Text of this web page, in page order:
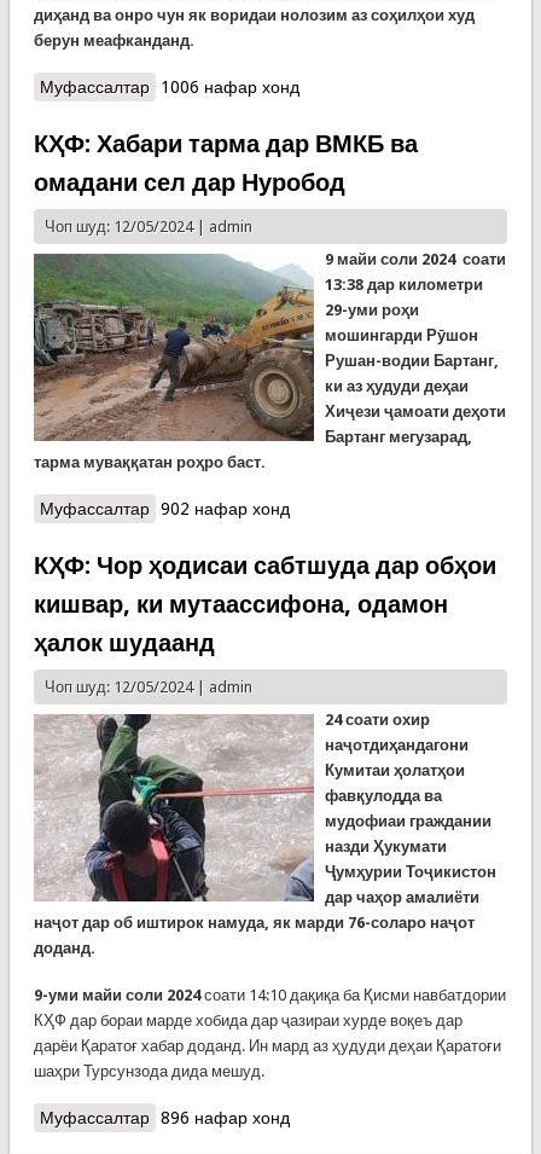
диҳанд ва онро чун як воридаи нолозим аз соҳилҳои худ
берун меафканданд.
Муфассалтаро Душанбе дар рӯзҳои боронӣ (ВИДЕО)
1006 нафар хонд
КҲФ: Хабари тарма дар ВМКБ ва
омадани сел дар Нуробод
Чоп шуд: 12/05/2024 | admin
9 майи соли 2024 соати
13:38 дар километри
29-уми роҳи
мошингарди Рӯшон
Рушан-водии Бартанг,
ки аз ҳудуди деҳаи
Хиҷези ҷамоати деҳоти
Бартанг мегузарад,
тарма муваққатан роҳро баст.
Муфассалтаро КҲФ: Хабари тарма дар ВМКБ ва омадани сел
902 нафар хонд
КҲФ: Чор ҳодисаи сабтшуда дар обҳои
кишвар, ки мутаассифона, одамон
ҳалок шудаанд
Чоп шуд: 12/05/2024 | admin
24 соати охир
наҷотдиҳандагони
Кумитаи ҳолатҳои
фавқулодда ва
мудофиаи граждании
назди Ҳукумати
Ҷумҳурии Тоҷикистон
дар чаҳор амалиёти
наҷот дар об иштирок намуда, як марди 76-соларо наҷот
доданд.
9-уми майи соли 2024соати 14:10 дақиқа ба Қисми навбатдории
КҲФ дар бораи марде хобида дар ҷазираи хурде воқеъ дар
дарёи Қаратоғ хабар доданд. Ин мард аз ҳудуди деҳаи Қаратоғи
шаҳри Турсунзода дида мешуд.
Муфассалтаро КҲФ: Чор ҳодисаи сабтшуда дар обҳои
896 нафар хонд